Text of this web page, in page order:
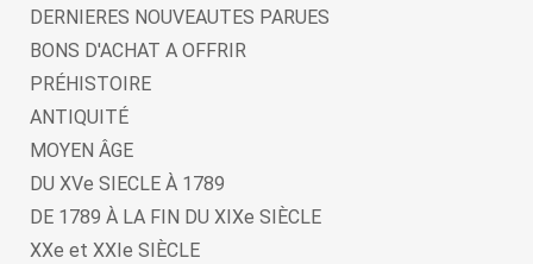
DERNIERES NOUVEAUTES PARUES
BONS D'ACHAT A OFFRIR
PRÉHISTOIRE
ANTIQUITÉ
MOYEN ÂGE
DU XVe SIECLE À 1789
DE 1789 À LA FIN DU XIXe SIÈCLE
XXe et XXIe SIÈCLE